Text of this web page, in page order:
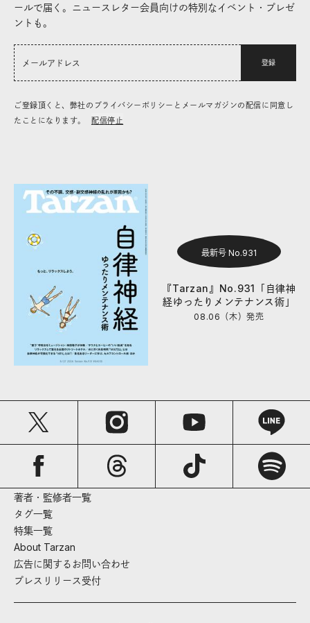
ールで届く。ニュースレター会員向けの特別なイベント・プレゼ
ントも。
登録
ご登録頂くと、弊社のプライバシーポリシーとメールマガジンの配信に同意し
たことになります。
配信停止
最新号 No.931
『Tarzan』No.931「自律神
経ゆったりメンテナンス術」
08.06（木）発売
著者・監修者一覧
タグ一覧
特集一覧
About Tarzan
広告に関するお問い合わせ
プレスリリース受付